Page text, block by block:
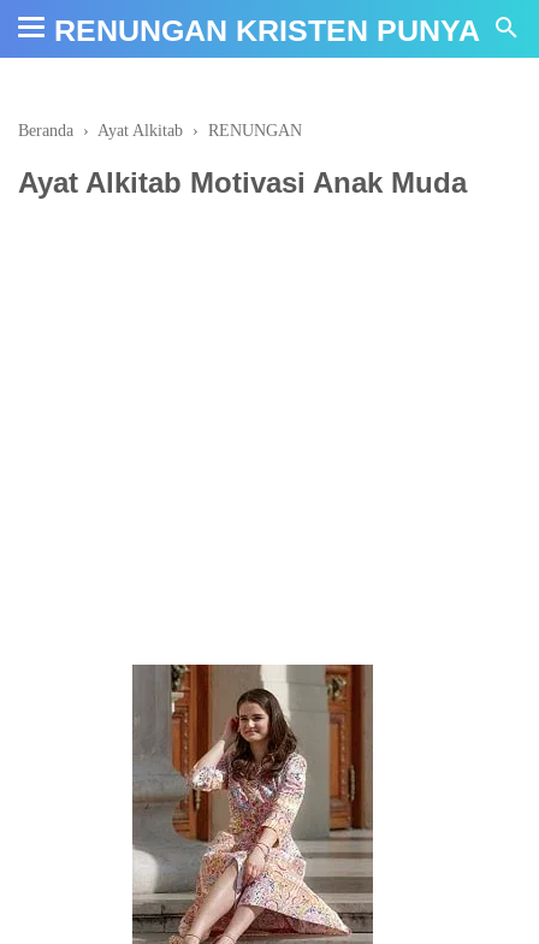
RENUNGAN KRISTEN PUNYA
Beranda › Ayat Alkitab › RENUNGAN
Ayat Alkitab Motivasi Anak Muda